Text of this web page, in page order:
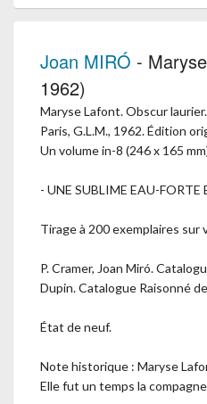
Joan MIRÓ -
1962)
Maryse Lafont. Obscur laurier.
Paris, G.L.M., 1962. Édition
Un volume in-8 (246 x 165
- UNE SUBLIME EAU-
Tirage à 200 exemplaires sur
P. Cramer, Joan Miró.
Dupin. Catalogue Raisonné
État de neuf.
Note historique : Maryse
Elle fut un temps la